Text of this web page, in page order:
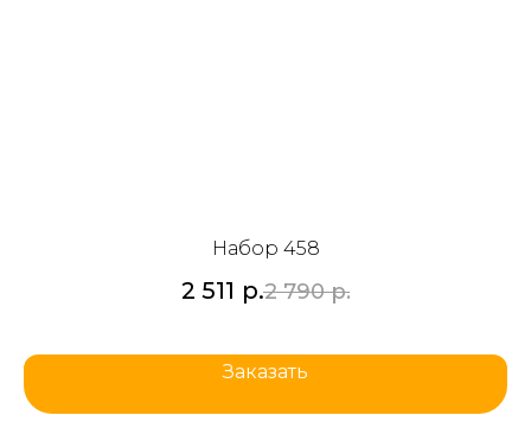
Набор 458
2 511 р.2 790 р.
Заказать